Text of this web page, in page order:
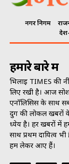
नगर निगम
हमारे बारे में
भिलाई TIMES की
लिए रखी है। आज
एनॉलिसिस के साथ
दुर्ग की लोकल खबरों
ध्येय है। हर खबरों में
साथ प्रथम दायित्व
हम लेकर आए हैं।